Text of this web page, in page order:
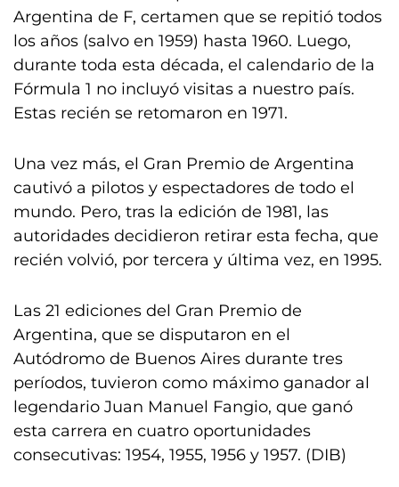
Argentina de F, certamen que se repitió todos
los años (salvo en 1959) hasta 1960. Luego,
durante toda esta década, el calendario de la
Fórmula 1 no incluyó visitas a nuestro país.
Estas recién se retomaron en 1971.
Una vez más, el Gran Premio de Argentina
cautivó a pilotos y espectadores de todo el
mundo. Pero, tras la edición de 1981, las
autoridades decidieron retirar esta fecha, que
recién volvió, por tercera y última vez, en 1995.
Las 21 ediciones del Gran Premio de
Argentina, que se disputaron en el
Autódromo de Buenos Aires durante tres
períodos, tuvieron como máximo ganador al
legendario Juan Manuel Fangio, que ganó
esta carrera en cuatro oportunidades
consecutivas: 1954, 1955, 1956 y 1957. (DIB)